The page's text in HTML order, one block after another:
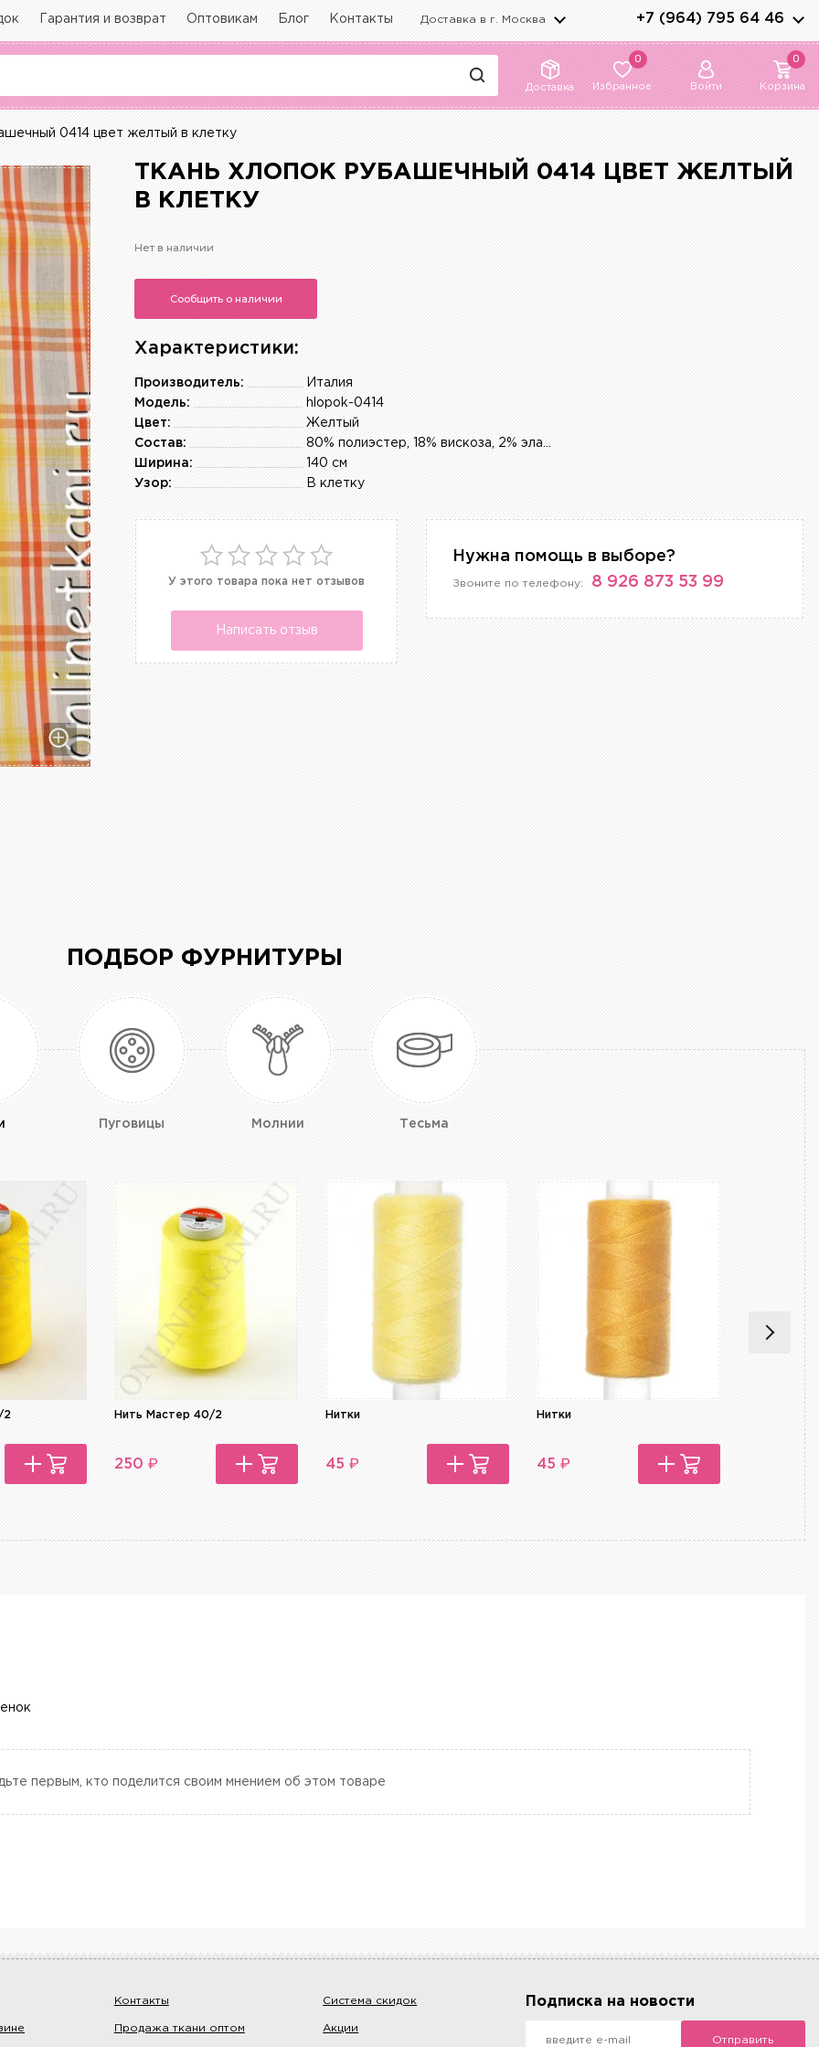
Гарантия и возврат Оптовикам Блог Контакты Доставка в г. Москва +7 (964) 795 64 46
Доставка
0
Избранное Войти
0
Корзина
0414 цвет желтый в клетку
ТКАНЬ ХЛОПОК РУБАШЕЧНЫЙ 0414 ЦВЕТ ЖЕЛТЫЙ
В КЛЕТКУ
Нет в наличии
Сообщить о наличии
Характеристики:
Италия
Производитель:
hlopok-0414
Модель:
Желтый
Цвет:
Состав:
140 см
Ширина:
В клетку
Узор:
У этого товара пока нет отзывов
Написать отзыв
Нужна помощь в выборе?
Звоните по телефону: 8 926 873 53 99
ПОДБОР ФУРНИТУРЫ
Пуговицы Молнии Тесьма
2 Нить Мастер 40/2
250 ₽
Нитки
45 ₽
Нитки
45 ₽
первым, кто поделится своим мнением об этом товаре
Контакты
Продажа ткани оптом
Система скидок
Акции
Подписка на новости
Отправить